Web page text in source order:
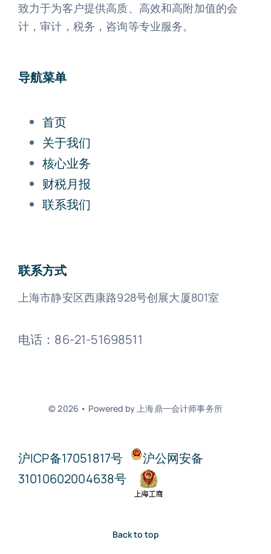
致力于为客户提供高质、高效和高附加值的会
计，审计，税务，咨询等专业服务。
导航菜单
首页
关于我们
核心业务
财税月报
联系我们
联系方式
上海市静安区西康路928号创展大厦801室
电话：86-21-51698511
© 2026 • Powered by 上海鼎一会计师事务所
沪ICP备17051817号
沪公网安备
31010602004638号
Back to top